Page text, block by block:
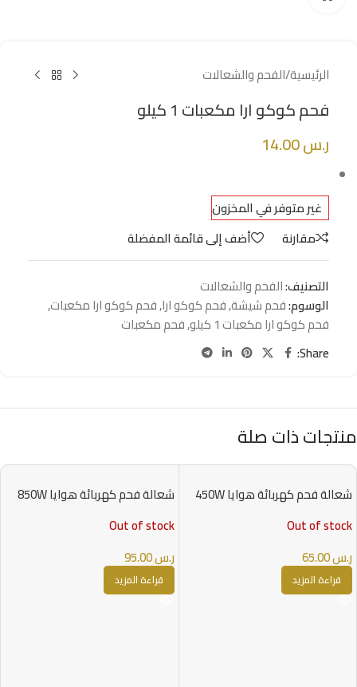
الرئيسية/الفحم والشعالات
فحم كوكو ارا مكعبات 1 كيلو
ر.س
غير متوفر في المخزون
مقارنة
أضف إلى قائمة المفضلة
التصنيف:الفحم والشعالات
الوسوم:فحم شيشة,فحم كوكو ارا,فحم كوكو ارا مكعبات,
فحم كوكو ارا مكعبات 1 كيلو
,فحم مكعبات
Share:
منتجات ذات صلة
شعالة فحم كهربائة هوايا 450W
Out of stock
ر.س
قراءة المزيد
شعالة فحم كهربائة هوايا 850W
Out of stock
ر.س
قراءة المزيد